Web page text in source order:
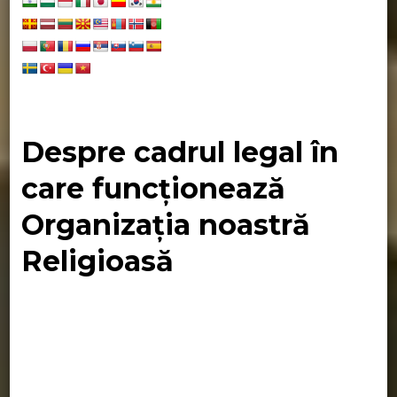
Despre cadrul legal în
care funcționează
Organizația noastră
Religioasă